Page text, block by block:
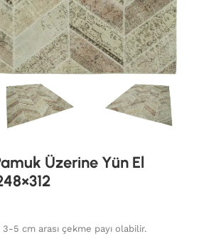
Üzerine Yün El
3-5 cm arası çekme payı olabilir.